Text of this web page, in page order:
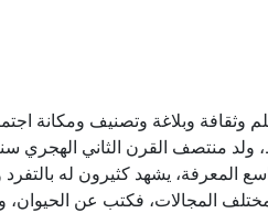
وبلاغة وتصنيف ومكانة
المعرفة، يشهد كثيرون له
المجالات، فكتب عن الحيوان،